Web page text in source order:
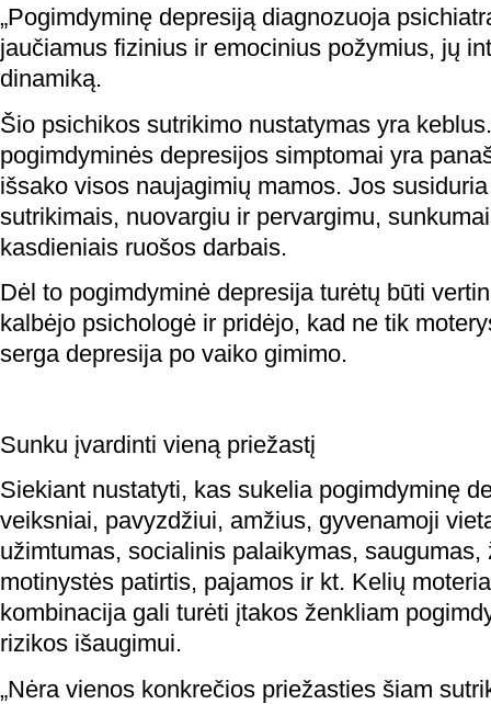
„Pogimdyminę depresiją diagnozuoja
jaučiamus fizinius ir emocinius požymius, jų
dinamiką.
Šio psichikos sutrikimo nustatymas yra
pogimdyminės depresijos simptomai yra
išsako visos naujagimių mamos. Jos
sutrikimais, nuovargiu ir pervargimu,
kasdieniais ruošos darbais.
Dėl to pogimdyminė depresija turėtų būti
kalbėjo psichologė ir pridėjo, kad ne tik
serga depresija po vaiko gimimo.
Sunku įvardinti vieną priežastį
Siekiant nustatyti, kas sukelia pogimdyminę
veiksniai, pavyzdžiui, amžius, gyvenamoji
užimtumas, socialinis palaikymas, saugumas,
motinystės patirtis, pajamos ir kt. Kelių
kombinacija gali turėti įtakos ženkliam
rizikos išaugimui.
„Nėra vienos konkrečios priežasties šiam